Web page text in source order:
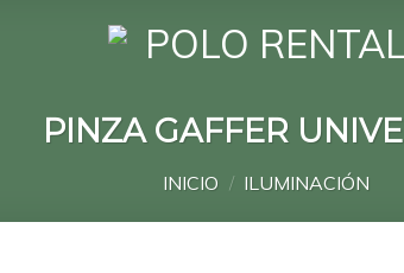
PINZA GAFFER
INICIO / ILUMINACIÓN